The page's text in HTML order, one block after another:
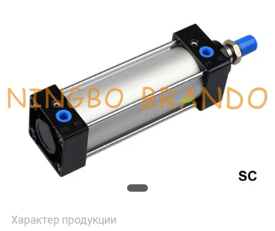
КОНФИДЕНЦИАЛЬНОСТИ
Характер продукции